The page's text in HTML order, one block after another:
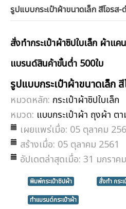
รูปแบบกระเป๋าผ้าขนาดเล็ก สีโอรส-
สั่งทำกระเป๋าผ้าซิปใบเล็ก ผ้าแ
แบรนด์สินค้าขั้นต่ำ 500ใบ
รูปแบบกระเป๋าผ้าขนาดเล็ก
หมวดหลัก: กระเป๋าผ้าซิปใบเล็ก
หมวด: แบบกระเป๋าผ้า ถุงผ้า ต
เผยแพร่เมื่อ: 05 ตุลาคม
สร้างเมื่อ: 05 ตุลาคม 2561
อัปเดตล่าสุดเมื่อ: 31 มกราค
พิมพ์กระเป๋าซิปผ้า สั่งทำ กระ
ทำแบรนด์กระเป๋าผ้า